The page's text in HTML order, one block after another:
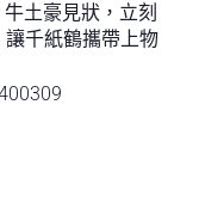
土豪見狀，立刻
千紙鶴攜帶上物